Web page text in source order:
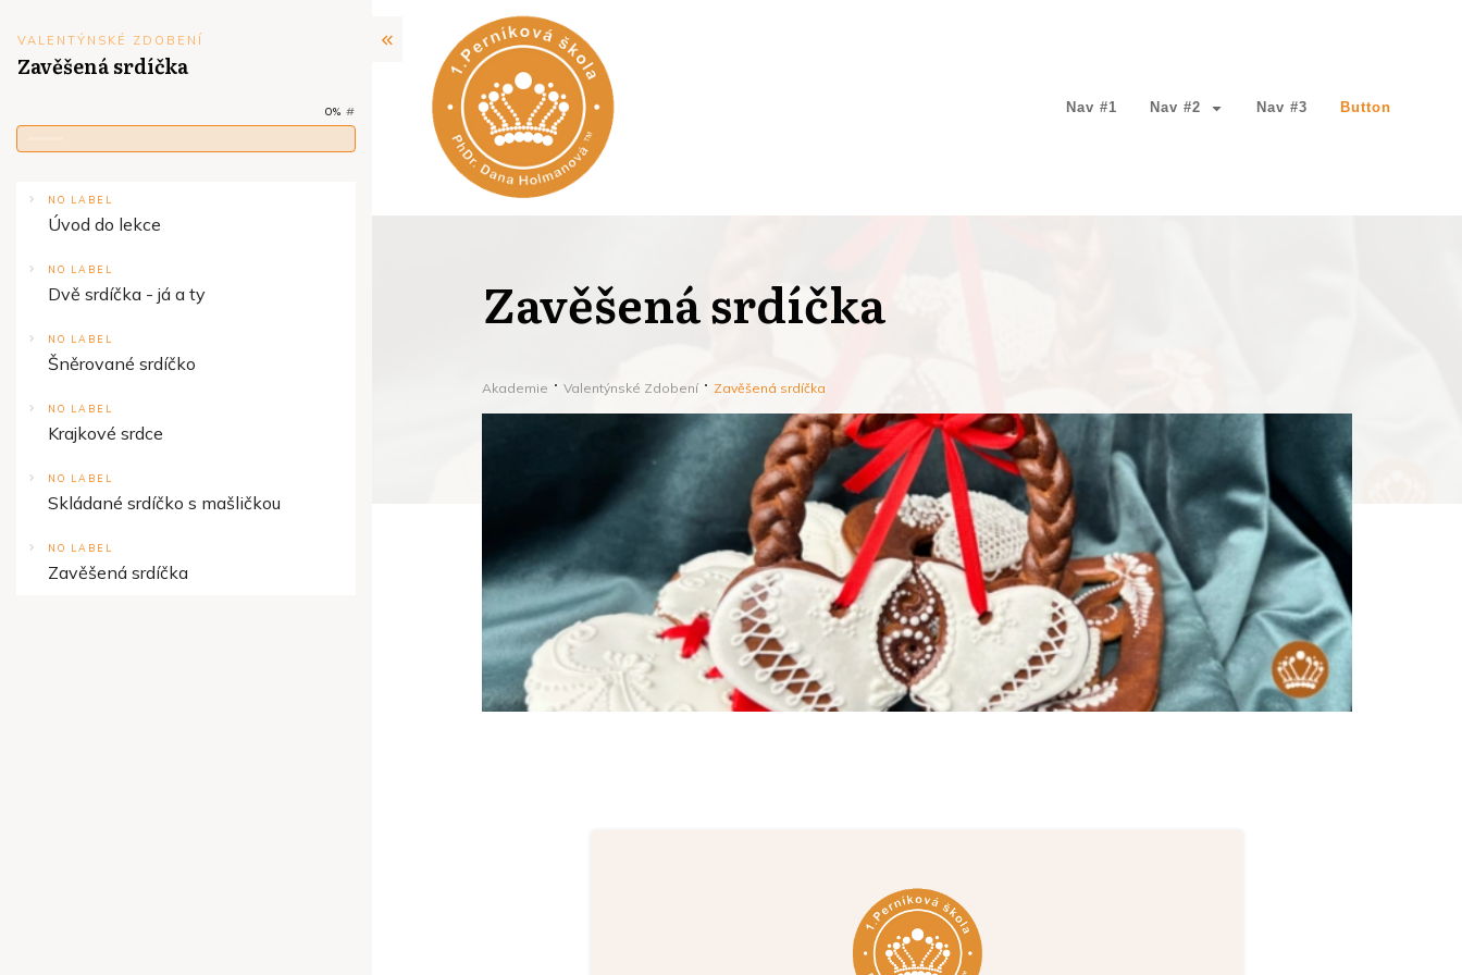
Nav #1 Nav #2 Nav #3 Button
Zavěšená srdíčka
Akademie Valentýnské Zdobení Zavěšená srdíčka
VALENTÝNSKÉ ZDOBENÍ
Zavěšená srdíčka
0% #
NO LABEL
Úvod do lekce
NO LABEL
Dvě srdíčka - já a ty
NO LABEL
Šněrované srdíčko
NO LABEL
Krajkové srdce
NO LABEL
Skládané srdíčko s mašličkou
NO LABEL
Zavěšená srdíčka